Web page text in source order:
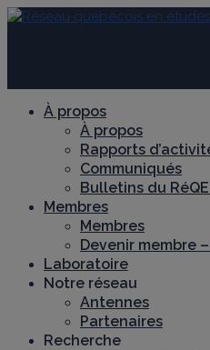
À propos
À propos
Rapports
Communiqués
Bulletins du
Membres
Membres
Devenir membre
Laboratoire
Notre réseau
Antennes
Partenaires
Recherche